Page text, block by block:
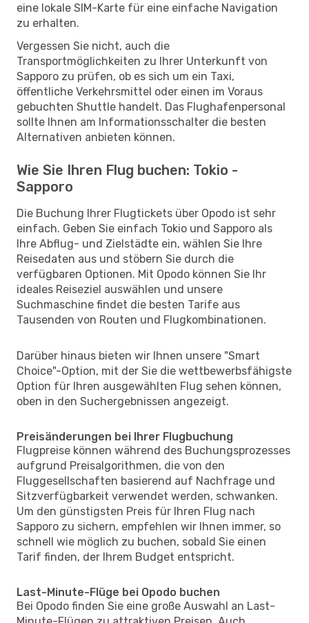
eine lokale SIM-Karte für eine einfache Navigation
zu erhalten.
Vergessen Sie nicht, auch die
Transportmöglichkeiten zu Ihrer Unterkunft von
Sapporo zu prüfen, ob es sich um ein Taxi,
öffentliche Verkehrsmittel oder einen im Voraus
gebuchten Shuttle handelt. Das Flughafenpersonal
sollte Ihnen am Informationsschalter die besten
Alternativen anbieten können.
Wie Sie Ihren Flug buchen: Tokio -
Sapporo
Die Buchung Ihrer Flugtickets über Opodo ist sehr
einfach. Geben Sie einfach Tokio und Sapporo als
Ihre Abflug- und Zielstädte ein, wählen Sie Ihre
Reisedaten aus und stöbern Sie durch die
verfügbaren Optionen. Mit Opodo können Sie Ihr
ideales Reiseziel auswählen und unsere
Suchmaschine findet die besten Tarife aus
Tausenden von Routen und Flugkombinationen.
Darüber hinaus bieten wir Ihnen unsere "Smart
Choice"-Option, mit der Sie die wettbewerbsfähigste
Option für Ihren ausgewählten Flug sehen können,
oben in den Suchergebnissen angezeigt.
Preisänderungen bei Ihrer Flugbuchung
Flugpreise können während des Buchungsprozesses
aufgrund Preisalgorithmen, die von den
Fluggesellschaften basierend auf Nachfrage und
Sitzverfügbarkeit verwendet werden, schwanken.
Um den günstigsten Preis für Ihren Flug nach
Sapporo zu sichern, empfehlen wir Ihnen immer, so
schnell wie möglich zu buchen, sobald Sie einen
Tarif finden, der Ihrem Budget entspricht.
Last-Minute-Flüge bei Opodo buchen
Bei Opodo finden Sie eine große Auswahl an Last-